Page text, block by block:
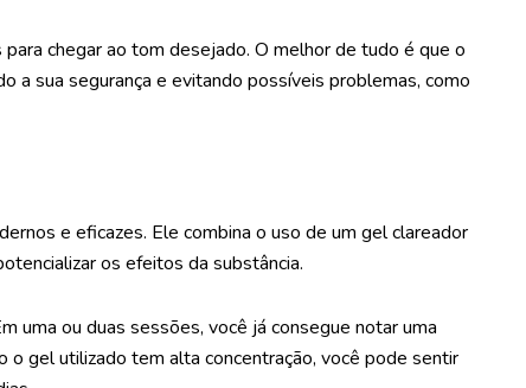
chegar ao tom desejado. O melhor de tudo é que o
a sua segurança e evitando possíveis problemas, como
e eficazes. Ele combina o uso de um gel clareador
os efeitos da substância.
uma ou duas sessões, você já consegue notar uma
o gel utilizado tem alta concentração, você pode sentir